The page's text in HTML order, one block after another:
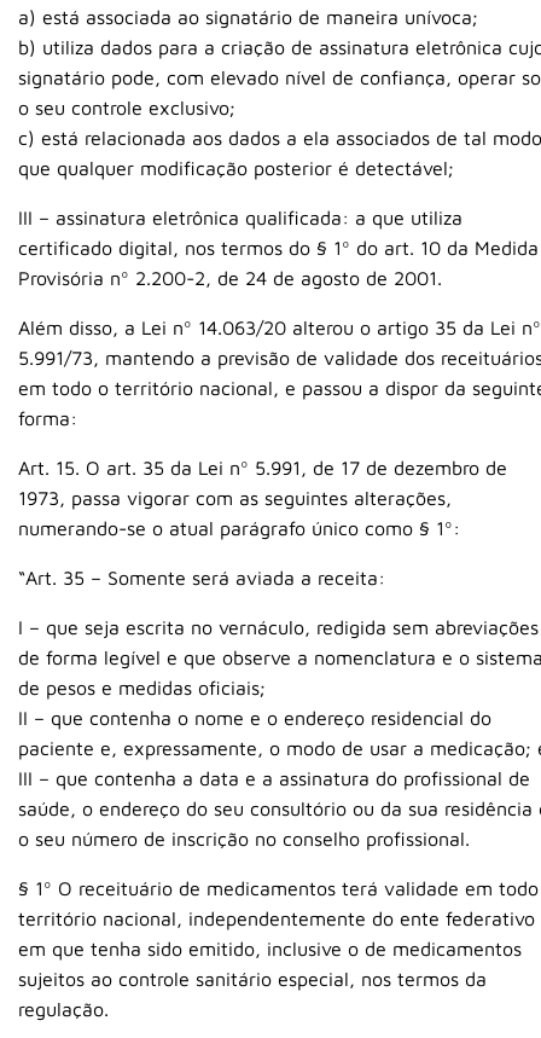
a) está associada ao signatário de maneira unívoca;
b) utiliza dados para a criação de assinatura eletrônica
signatário pode, com elevado nível de confiança, operar
o seu controle exclusivo;
c) está relacionada aos dados a ela associados de tal modo
que qualquer modificação posterior é detectável;
III – assinatura eletrônica qualificada: a que utiliza
certificado digital, nos termos do § 1º do art. 10 da Medida
Provisória nº 2.200-2, de 24 de agosto de 2001.
Além disso, a Lei nº 14.063/20 alterou o artigo 35 da Lei nº
5.991/73, mantendo a previsão de validade dos
em todo o território nacional, e passou a dispor da
forma:
Art. 15. O art. 35 da Lei nº 5.991, de 17 de dezembro de
1973, passa vigorar com as seguintes alterações,
numerando-se o atual parágrafo único como § 1º:
“Art. 35 – Somente será aviada a receita:
I – que seja escrita no vernáculo, redigida sem
de forma legível e que observe a nomenclatura e o
de pesos e medidas oficiais;
II – que contenha o nome e o endereço residencial do
paciente e, expressamente, o modo de usar a medicação;
III – que contenha a data e a assinatura do profissional de
saúde, o endereço do seu consultório ou da sua residência
o seu número de inscrição no conselho profissional.
§ 1º O receituário de medicamentos terá validade em
território nacional, independentemente do ente federativo
em que tenha sido emitido, inclusive o de medicamentos
sujeitos ao controle sanitário especial, nos termos da
regulação.